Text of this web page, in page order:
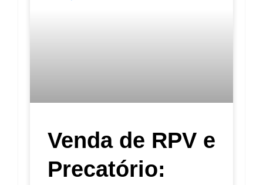
Venda de RPV e
Precatório: